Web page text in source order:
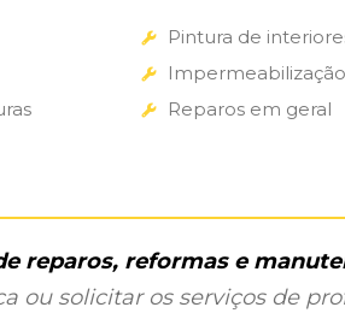
Pintura de
Impermeabilização
Reparos em geral
reparos, reformas e
ou solicitar os serviços de